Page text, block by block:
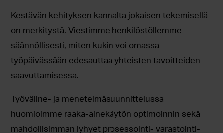
Kestävän kehityksen kannalta jokaisen tekemisellä
on merkitystä. Viestimme henkilöstöllemme
säännöllisesti, miten kukin voi omassa
työpäivässään edesauttaa yhteisten tavoitteiden
saavuttamisessa.
Työväline- ja menetelmäsuunnittelussa
huomioimme raaka-ainekäytön optimoinnin sekä
mahdollisimman lyhyet prosessointi- varastointi-